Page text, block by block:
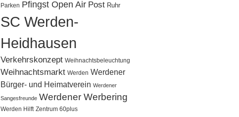
Parken Pfingst Open Air Post Ruhr
SC Werden-
Heidhausen
Verkehrskonzept Weihnachtsbeleuchtung
Weihnachtsmarkt Werden Werdener
Bürger- und Heimatverein Werdener
Sangesfreunde Werdener Werbering
Werden Hilft Zentrum 60plus